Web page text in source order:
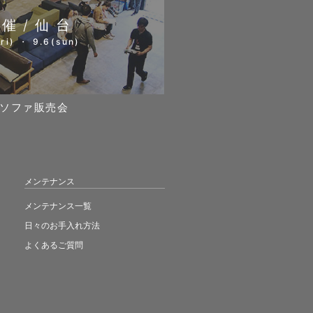
/仙台
・ 9.6(sun)
ファ販売会
メンテナンス
メンテナンス一覧
日々のお手入れ方法
よくあるご質問